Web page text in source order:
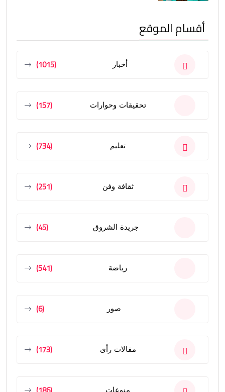
أقسام الموقع
أخبار (1015)
تحقيقات وحوارات (157)
تعليم (734)
ثقافة وفن (251)
جريدة الشروق (45)
رياضة (541)
صور (6)
مقالات رأى (173)